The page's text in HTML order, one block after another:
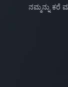
ನಮ್ಮನ್ನು ಕರೆ